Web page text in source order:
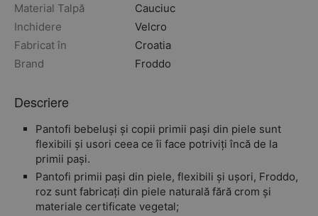
Material Talpă
Cauciuc
Inchidere
Velcro
Fabricat în
Croatia
Brand
Froddo
Descriere
Pantofi bebeluși și copii primii pași din piele sunt
flexibili și usori ceea ce îi face potriviți încă de la
primii pași.
Pantofi primii pași din piele, flexibili și ușori, Froddo,
roz sunt fabricați din piele naturală fără crom și
materiale certificate vegetal;